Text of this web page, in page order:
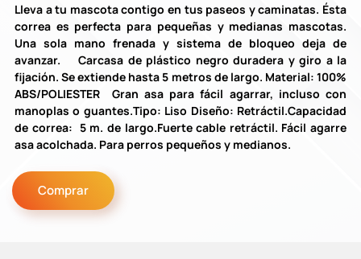
Lleva a tu mascota contigo en tus paseos y caminatas. Ésta
correa es perfecta para pequeñas y medianas mascotas.
Una sola mano frenada y sistema de bloqueo deja de
avanzar. Carcasa de plástico negro duradera y giro a la
fijación. Se extiende hasta 5 metros de largo. Material: 100%
ABS/POLIESTER Gran asa para fácil agarrar, incluso con
manoplas o guantes.Tipo: Liso Diseño: Retráctil.Capacidad
de correa: 5 m. de largo.Fuerte cable retráctil. Fácil agarre
asa acolchada. Para perros pequeños y medianos.
Comprar